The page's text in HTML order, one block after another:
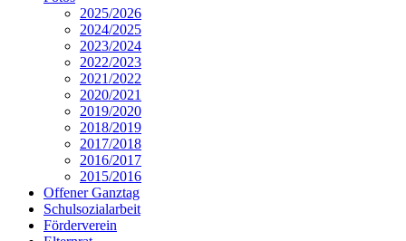
2025/2026
2024/2025
2023/2024
2022/2023
2021/2022
2020/2021
2019/2020
2018/2019
2017/2018
2016/2017
2015/2016
Offener Ganztag
Schulsozialarbeit
Förderverein